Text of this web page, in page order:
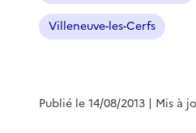
Villeneuve-les-Cerfs
Publié le 14/08/2013 | Mis à